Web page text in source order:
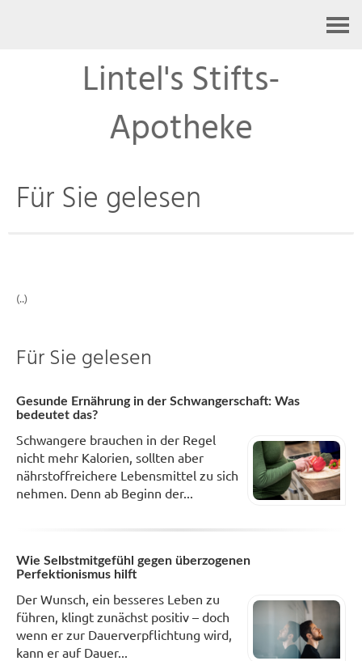
Lintel's Stifts-
Apotheke
Für Sie gelesen
(..)
Für Sie gelesen
Gesunde Ernährung in der Schwangerschaft: Was
bedeutet das?
Schwangere brauchen in der Regel
nicht mehr Kalorien, sollten aber
nährstoffreichere Lebensmittel zu sich
nehmen. Denn ab Beginn der...
Wie Selbstmitgefühl gegen überzogenen
Perfektionismus hilft
Der Wunsch, ein besseres Leben zu
führen, klingt zunächst positiv – doch
wenn er zur Dauerverpflichtung wird,
kann er auf Dauer...